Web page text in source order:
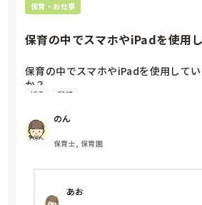
保育・お仕事
保育の中でスマホやiPadを使用
保育の中でスマホやiPadを使用して
か？
ステキなエピソードを音声メモで記録
の時代に合った活用方法があるように
うちの園ではまだ取り入れてないので
を活用している園がありましたら、
いるのか教えていただきたいです。
ICT 記録
のん
保育士, 保育園
あお